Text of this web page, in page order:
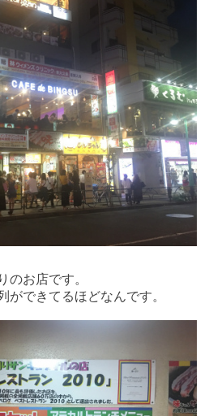
のお店です。
ができてるほどなんです。